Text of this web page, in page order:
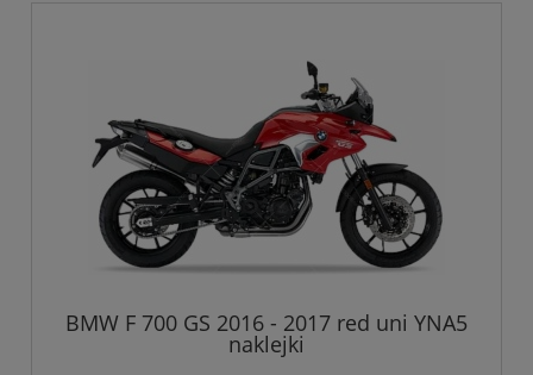
BMW F 700 GS 2016 - 2017 red uni YNA5
naklejki